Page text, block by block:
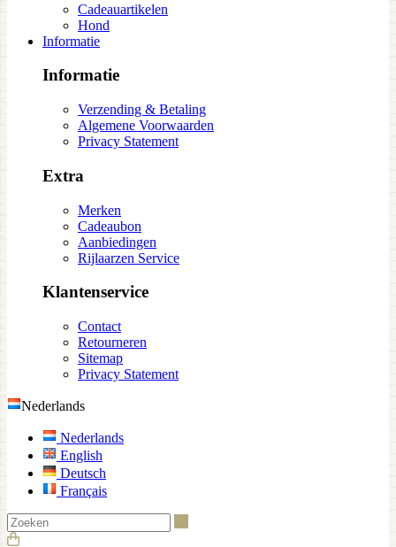
Cadeauartikelen
Hond
Informatie
Informatie
Verzending & Betaling
Algemene Voorwaarden
Privacy Statement
Extra
Merken
Cadeaubon
Aanbiedingen
Rijlaarzen Service
Klantenservice
Contact
Retourneren
Sitemap
Privacy Statement
Nederlands
Nederlands
English
Deutsch
Français